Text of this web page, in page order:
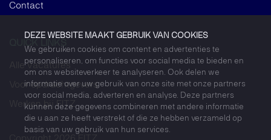
DEZE WEBSITE MAAKT GEBRUIK VAN COOKIES
We gebruiken cookies om content en advertenties te
personaliseren, om functies voor social media te bieden en
om ons websiteverkeer te analyseren. Ook delen we
informatie over uw gebruik van onze site met onze partners
voor social media, adverteren en analyse. Deze partners
kunnen deze gegevens combineren met andere informatie
die u aan ze heeft verstrekt of die ze hebben verzameld op
basis van uw gebruik van hun services.
Contact
Alle vacatures
Voor opdrachtgevers
Werken bij FITZ